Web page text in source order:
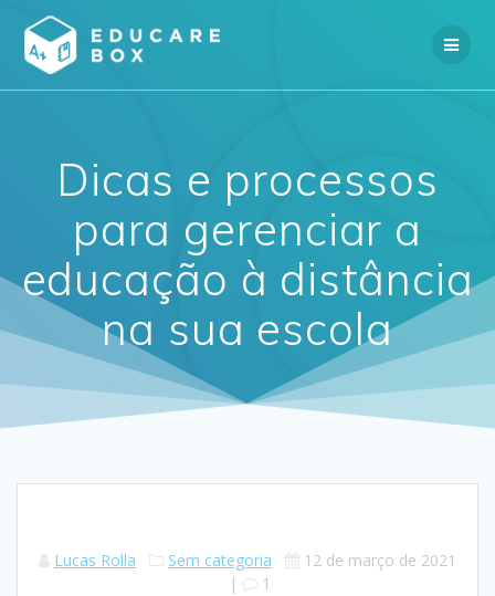
Dicas e processos
para gerenciar a
educação à distância
na sua escola
Lucas Rolla Sem categoria
12 de março de 2021
|
1